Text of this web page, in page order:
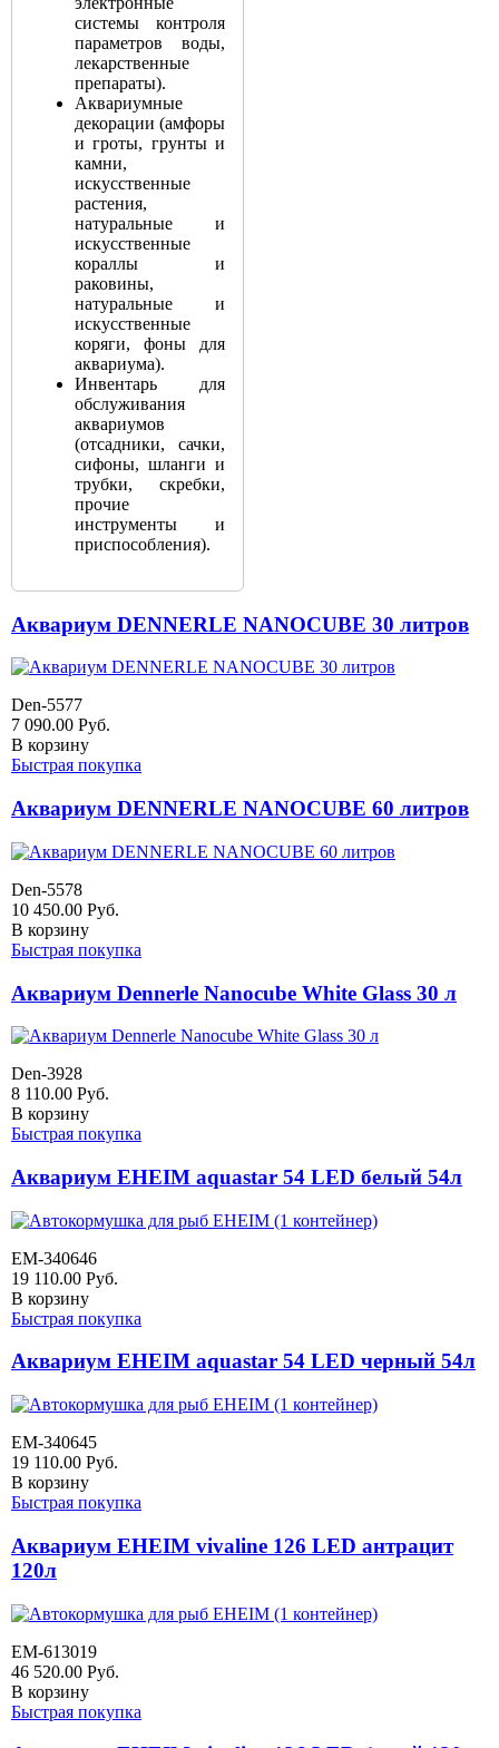
системы контроля
параметров воды,
лекарственные
препараты).
Аквариумные
декорации (амфоры
и гроты, грунты и
камни,
искусственные
растения,
натуральные и
искусственные
кораллы и
раковины,
натуральные и
искусственные
коряги, фоны для
аквариума).
Инвентарь для
обслуживания
аквариумов
(отсадники, сачки,
сифоны, шланги и
трубки, скребки,
прочие
инструменты и
приспособления).
Аквариум DENNERLE NANOCUBE 30 литров
Den-5577
7 090.00 Руб.
В корзину
Быстрая покупка
Аквариум DENNERLE NANOCUBE 60 литров
Den-5578
10 450.00 Руб.
В корзину
Быстрая покупка
Аквариум Dennerle Nanocube White Glass 30 л
Den-3928
8 110.00 Руб.
В корзину
Быстрая покупка
Аквариум EHEIM aquastar 54 LED белый 54л
EM-340646
19 110.00 Руб.
В корзину
Быстрая покупка
Аквариум EHEIM aquastar 54 LED черный 54л
EM-340645
19 110.00 Руб.
В корзину
Быстрая покупка
Аквариум EHEIM vivaline 126 LED антрацит
120л
EM-613019
46 520.00 Руб.
В корзину
Быстрая покупка